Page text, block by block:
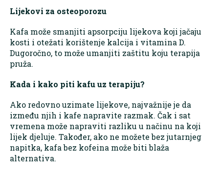
Lijekovi za osteoporozu
Kafa može smanjiti apsorpciju lijekova koji jačaju
kosti i otežati korištenje kalcija i vitamina D.
Dugoročno, to može umanjiti zaštitu koju terapija
pruža.
Kada i kako piti kafu uz terapiju?
Ako redovno uzimate lijekove, najvažnije je da
između njih i kafe napravite razmak. Čak i sat
vremena može napraviti razliku u načinu na koji
lijek djeluje. Također, ako ne možete bez jutarnjeg
napitka, kafa bez kofeina može biti blaža
alternativa.